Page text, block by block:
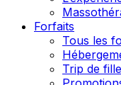
Forfaits
Tous les
Trip de